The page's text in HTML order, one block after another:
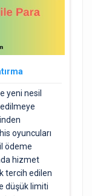
yeni nesil
oyuncuları
ödeme
hizmet
tercih edilen
düşük limiti